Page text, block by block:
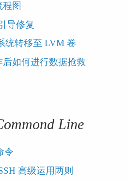
图
导修复
统转移至 LVM 卷
如何进行数据抢救
Line
令
高级运用两则